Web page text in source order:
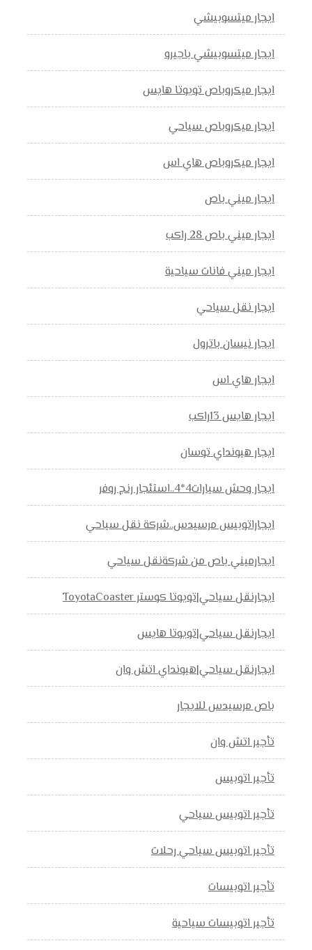
ايجار ميتسوبيشي
ايجار ميتسوبيشي باجيرو
ايجار ميكروباص تويوتا هايس
ايجار ميكروباص سياحي
ايجار ميكروباص هاي اس
ايجار ميني باص
ايجار ميني باص 28 راكب
ايجار ميني فانات سياحية
ايجار نقل سياحي
ايجار نيسان باترول
ايجار هاي اس
ايجار هايس 13راكب
ايجار هيونداي توسان
ايجار وحش سيارات4*4..استئجار رنج روفر
ايجاراتوبيس مرسيدس..شركة نقل سياحي
ايجارميني باص من شركةنقل سياحي
ايجارنقل سياحي|تويوتا كوستر ToyotaCoaster
ايجارنقل سياحي|تويوتا هايس
ايجارنقل سياحي|هيونداي اتش وان
باص مرسيدس للايجار
تأجير اتش وان
تأجير اتوبيس
تأجير اتوبيس سياحي
تأجير اتوبيس سياحي رحلات
تأجير اتوبيسات
تأجير اتوبيسات سياحية